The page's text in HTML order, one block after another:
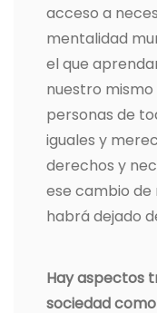
acceso a
mentalidad
el que
nuestro
personas de
iguales y
derechos y
ese cambio de
habrá dejado
Hay aspectos
sociedad